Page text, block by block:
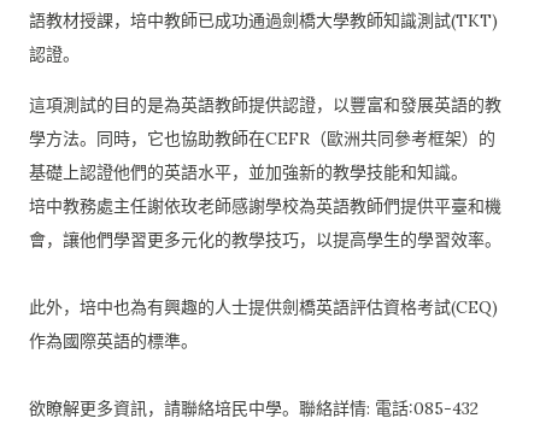
語教材授課， 培中教師已成功通過劍橋大學教師知識測試(TKT)
認證。
這項測試的目的是為英語教師提供認證， 以豐富和發展英語的教
學方法。同時，它也協助教師在CEFR（歐洲共同參考框架）的
基礎上認證他們的英語水平， 並加強新的教學技能和知識。
培中教務處主任謝依玫老師感謝學校為英語教師們提供平臺和機
會， 讓他們學習更多元化的教學技巧，以提高學生的學習效率。
此外，培中也為有興趣的人士提供劍橋英語評估資格考試(CEQ)
作為國際英語的標準。
欲瞭解更多資訊，請聯絡培民中學。聯絡詳情: 電話:085-432